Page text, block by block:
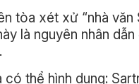
tòa xét xử “nhà văn
là nguyên nhân dẫn
thể hình dung: